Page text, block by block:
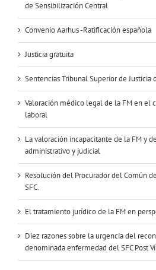
de Sensibilización Central
Convenio Aarhus -Ratificación española
Justicia gratuita
Sentencias Tribunal Superior de Justicia
Valoración médico legal de la FM en el
laboral
La valoración incapacitante de la FM y
administrativo y judicial
Resolución del Procurador del Común
SFC.
El tratamiento jurídico de la FM en
Diez razones sobre la urgencia del
denominada enfermedad del SFC Post